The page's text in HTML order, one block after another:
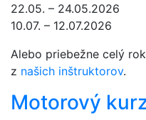
22.05. – 24.05.2026
10.07. – 12.07.2026
Alebo priebežne celý
z našich inštruktorov.
Motorový kurz